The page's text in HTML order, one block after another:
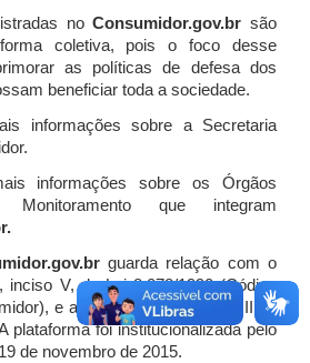
noConsumidor.gov.br são
coletiva, pois o foco desse
as políticas de defesa dos
beneficiar toda a sociedade.
informações sobre a Secretaria
informações sobre os Órgãos
que integram
guarda relação com o
inciso V, da Lei 8.078/1990 (Código
e artigo 7º, incisos I, II e III do
plataforma foi institucionalizada pelo
de novembro de 2015.